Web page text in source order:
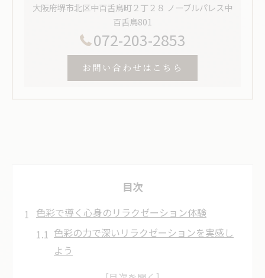
大阪府堺市北区中百舌鳥町２丁２８ ノーブルパレス中
百舌鳥801
072-203-2853
お問い合わせはこちら
目次
色彩で導く心身のリラクゼーション体験
色彩の力で深いリラクゼーションを実感し
よう
心と身体を整えるリラクゼーションの魅力